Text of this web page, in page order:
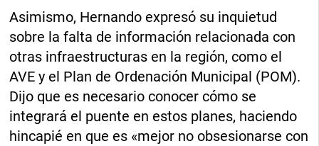
Asimismo, Hernando expresó su inquietud
sobre la falta de información relacionada con
otras infraestructuras en la región, como el
AVE y el Plan de Ordenación Municipal (POM).
Dijo que es necesario conocer cómo se
integrará el puente en estos planes, haciendo
hincapié en que es «mejor no obsesionarse con